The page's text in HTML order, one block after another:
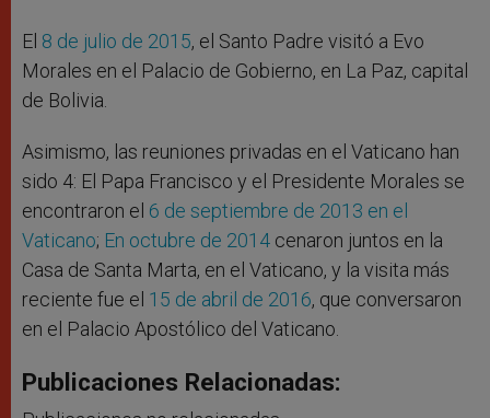
El 8 de julio de 2015, el Santo Padre visitó a Evo
Morales en el Palacio de Gobierno, en La Paz, capital
de Bolivia.
Asimismo, las reuniones privadas en el Vaticano han
sido 4: El Papa Francisco y el Presidente Morales se
encontraron el 6 de septiembre de 2013 en el
Vaticano; En octubre de 2014 cenaron juntos en la
Casa de Santa Marta, en el Vaticano, y la visita más
reciente fue el 15 de abril de 2016, que conversaron
en el Palacio Apostólico del Vaticano.
Publicaciones Relacionadas: